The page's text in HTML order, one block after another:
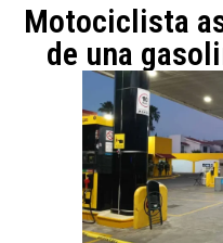
Motociclista
de una